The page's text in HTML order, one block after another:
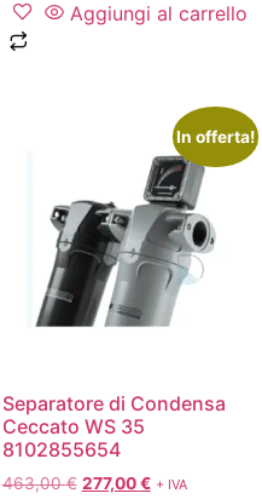
Aggiungi al carrello
In offerta!
Separatore di Condensa
Ceccato WS 35
8102855654
463,00€ 277,00€ + IVA